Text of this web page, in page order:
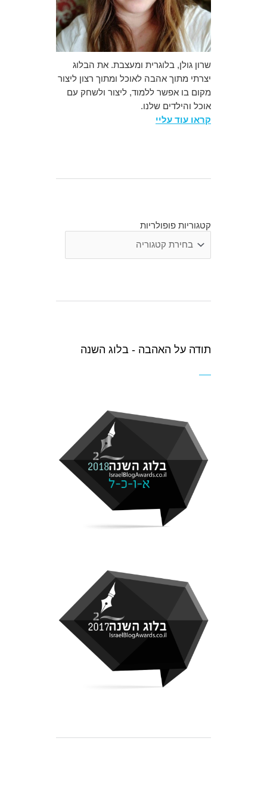
שרון גולן, בלוגרית ומעצבת. את הבלוג
יצרתי מתוך אהבה לאוכל ומתוך רצון ליצור
מקום בו אפשר ללמוד, ליצור ולשחק עם
אוכל והילדים שלנו.
קראו עוד עליי
קטגוריות פופולריות
קטגוריות
פופולריות
תודה על האהבה - בלוג השנה